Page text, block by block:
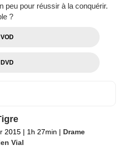
peu pour réussir à la conquérir.
?
VOD
DVD
2015 | 1h 27min | Drame
Vial